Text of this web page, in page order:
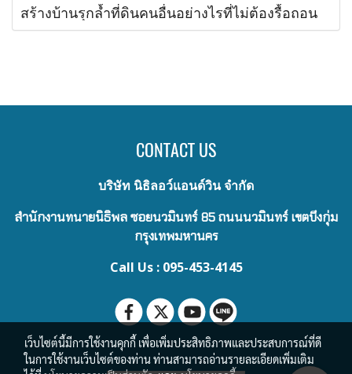
สร้างบ้านรุกล้ำที่ดินคนอื่นอย่างไรที่ไม่ต้องรื้อถอน
CONTACT US
บริษัท นิธิลอว์แอนด์วิน จำกัด
สำนักงานทนายนิธิพล ซอยนวมินทร์ 85 ถนนนวมินทร์ เขตบึงกุ่ม
กรุงเทพมหานคร
Call Us : 095-453-4145
เว็บไซต์นี้มีการใช้งานคุกกี้ เพื่อเพิ่มประสิทธิภาพและประสบการณ์ที่ดี
ในการใช้งานเว็บไซต์ของท่าน ท่านสามารถอ่านรายละเอียดเพิ่มเติม